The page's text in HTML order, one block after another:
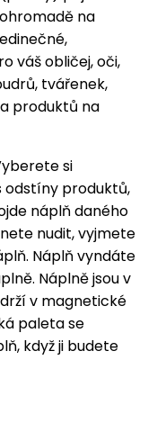
na
váš obličej, oči,
tvářenek,
produktů na
si
odstíny produktů,
náplň daného
nudit, vyjmete
Náplň vyndáte
Náplně jsou v
v magnetické
paleta se
když ji budete